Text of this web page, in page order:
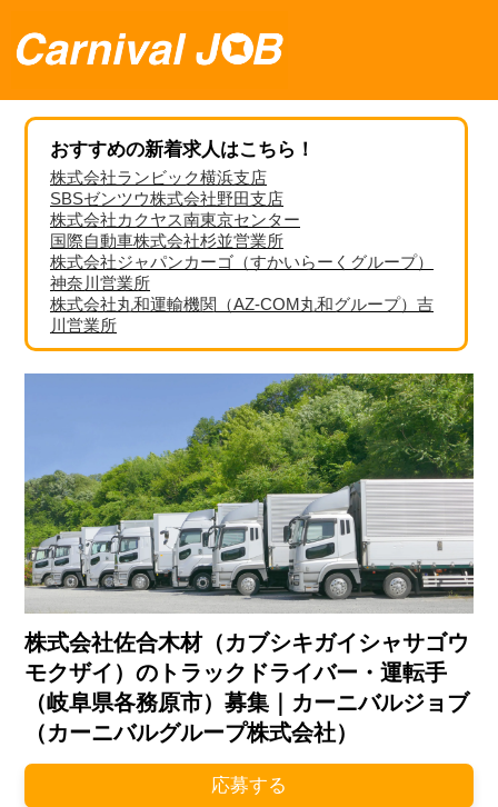
おすすめの新着求人はこちら！
株式会社ランビック横浜支店
SBSゼンツウ株式会社野田支店
株式会社カクヤス南東京センター
国際自動車株式会社杉並営業所
株式会社ジャパンカーゴ（すかいらーくグループ）
神奈川営業所
株式会社丸和運輸機関（AZ-COM丸和グループ）吉
川営業所
株式会社佐合木材（カブシキガイシャサゴウ
モクザイ）のトラックドライバー・運転手
（岐阜県各務原市）募集｜カーニバルジョブ
（カーニバルグループ株式会社）
応募する